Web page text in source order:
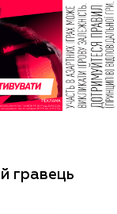
гравець